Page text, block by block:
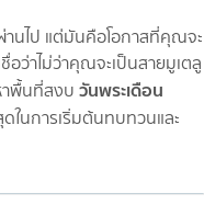
านไป แต่มันคือโอกาสที่คุณจะ
ว่าไม่ว่าคุณจะเป็นสายมูเตลู
พื้นที่สงบ วันพระเดือน
ในการเริ่มต้นทบทวนและ